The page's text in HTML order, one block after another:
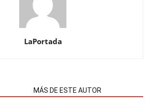
LaPortada
MÁS DE ESTE AUTOR